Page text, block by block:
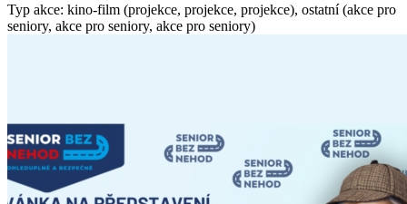
Typ akce: kino-film (projekce, projekce, projekce), ostatní (akce pro
seniory, akce pro seniory, akce pro seniory)